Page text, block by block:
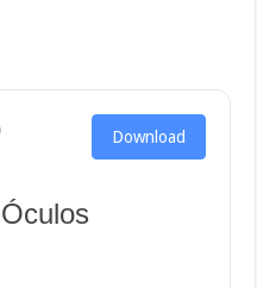
Download